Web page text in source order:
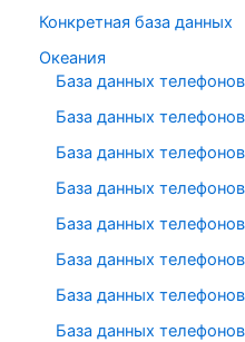
Конкретная база данных
Океания
База данных
База данных
База данных
База данных
База данных
База данных
База данных
База данных